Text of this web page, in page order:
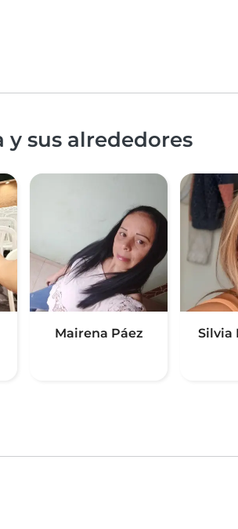
y sus alrededores
Mairena Páez Silvia